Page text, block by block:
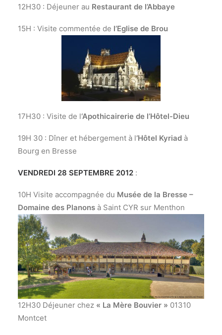
12H30 : Déjeuner au Restaurant de l’Abbaye
15H : Visite commentée de l’Eglise de Brou
17H30 : Visite de l‘Apothicairerie de l’Hôtel-Dieu
19H 30 : Dîner et hébergement à l‘Hôtel Kyriad à
Bourg en Bresse
VENDREDI 28 SEPTEMBRE 2012 :
10H Visite accompagnée du Musée de la Bresse –
Domaine des Planons à Saint CYR sur Menthon
12H30 Déjeuner chez « La Mère Bouvier » 01310
Montcet